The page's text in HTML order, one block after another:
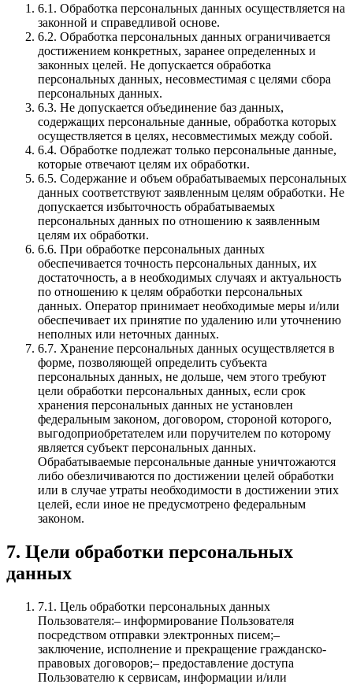
6.1. Обработка персональных данных осуществляется на
законной и справедливой основе.
6.2. Обработка персональных данных ограничивается
достижением конкретных, заранее определенных и
законных целей. Не допускается обработка
персональных данных, несовместимая с целями сбора
персональных данных.
6.3. Не допускается объединение баз данных,
содержащих персональные данные, обработка которых
осуществляется в целях, несовместимых между собой.
6.4. Обработке подлежат только персональные данные,
которые отвечают целям их обработки.
6.5. Содержание и объем обрабатываемых персональных
данных соответствуют заявленным целям обработки. Не
допускается избыточность обрабатываемых
персональных данных по отношению к заявленным
целям их обработки.
6.6. При обработке персональных данных
обеспечивается точность персональных данных, их
достаточность, а в необходимых случаях и актуальность
по отношению к целям обработки персональных
данных. Оператор принимает необходимые меры и/или
обеспечивает их принятие по удалению или уточнению
неполных или неточных данных.
6.7. Хранение персональных данных осуществляется в
форме, позволяющей определить субъекта
персональных данных, не дольше, чем этого требуют
цели обработки персональных данных, если срок
хранения персональных данных не установлен
федеральным законом, договором, стороной которого,
выгодоприобретателем или поручителем по которому
является субъект персональных данных.
Обрабатываемые персональные данные уничтожаются
либо обезличиваются по достижении целей обработки
или в случае утраты необходимости в достижении этих
целей, если иное не предусмотрено федеральным
законом.
7. Цели обработки персональных
данных
7.1. Цель обработки персональных данных
Пользователя:– информирование Пользователя
посредством отправки электронных писем;–
заключение, исполнение и прекращение гражданско-
правовых договоров;– предоставление доступа
Пользователю к сервисам, информации и/или